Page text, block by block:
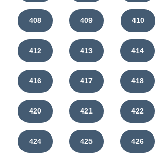
408 409 410
412 413 414
416 417 418
420 421 422
424 425 426